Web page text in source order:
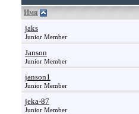
Имя
jaks
Junior Member
Janson
Junior Member
janson1
Junior Member
jeka-87
Junior Member